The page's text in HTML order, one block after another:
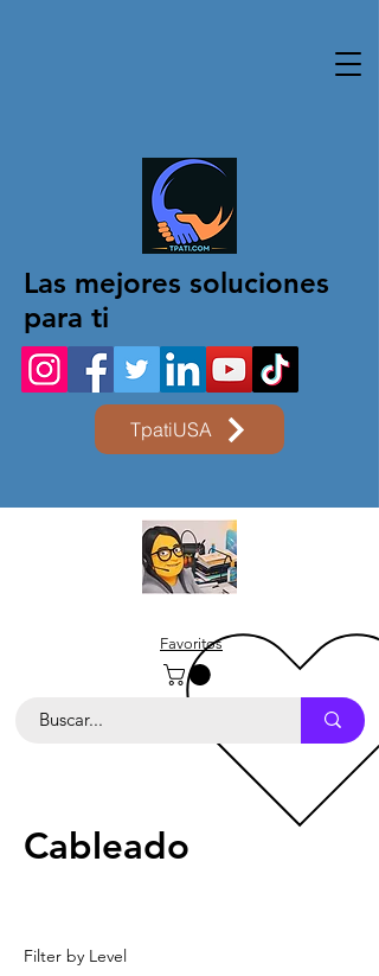
Las mejores soluciones
para ti
TpatiUSA
Favoritos
Cableado
Filter by Level